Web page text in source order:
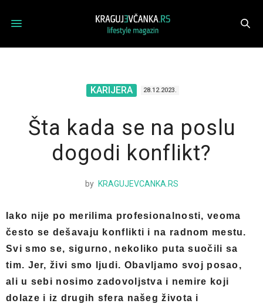
KARIJERA 28.12.2023.
Šta kada se na poslu
dogodi konflikt?
by KRAGUJEVCANKA.RS
Iako nije po merilima profesionalnosti, veoma
često se dešavaju konflikti i na radnom mestu.
Svi smo se, sigurno, nekoliko puta suočili sa
tim. Jer, živi smo ljudi. Obavljamo svoj posao,
ali u sebi nosimo zadovoljstva i nemire koji
dolaze i iz drugih sfera našeg života i